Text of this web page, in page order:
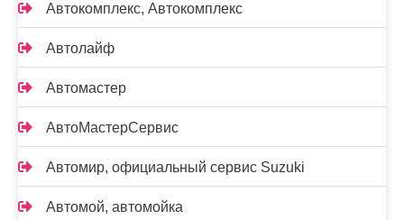
Автокомплекс, Автокомплекс
Автолайф
Автомастер
АвтоМастерСервис
Автомир, официальный сервис Suzuki
Автомой, автомойка